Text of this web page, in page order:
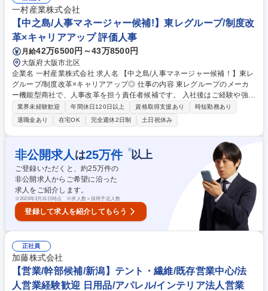
を積むことで、テントや繊維素材を発展させるような、顧客ニーズに基づ
いた新商材の企画・開発にも携わることが可能。【営業スタイル】お客様
先に車での訪問。直行直帰可能。 募集職種 【営業/福岡】テント・繊維/既
存営業中心/創業140年以上/業界未経験OK
一村産業株式会社
【中之島/人事マネージャー候補!】東レグループ/制度改
革×キャリアアップ 評価人事
月給42万6500円～43万8500円
大阪府大阪市北区
企業名 一村産業株式会社 求人名 【中之島/人事マネージャー候補！】東レ
グループ/制度改革×キャリアアップ◎ 仕事の内容 東レグループのメーカ
ー機能型商社で、人事改革を担う責任者候補です。 入社後はご経験や強み
に応じ、得意な人事業務から担当いただき、徐々に業務領域を広げ将来的
には管理職登用を期待しております。 ＜ご経験・強みに応じた担当業務の
決定と段階的な引継ぎ前提です＞ ・新卒・中途・派遣採用、要員計画、人
員配置に関する実務推進 ・人事評価・処遇制度の改定、人事システム導
入・運用に関する企画推進 ・研修制度・キャリア支援の企画運営、人事方
針の見直し提案 ・賞罰委員会事務局、労使交渉、東京支店の採用・配属後
フォロー対応 募集職種 【中之島/人事マネージャー候補！】東レグループ/
制度改革×キャリアアップ◎
業界未経験歓迎 年間休日120日以上 資格取得支援あり
時短勤務あり
退職金あり
在宅OK 完全週休2日制 土日祝休み
非公開求人 は25万件 ※以上
ご登録いただくと、約25万件の
非公開求人からご希望に沿った
求人をご紹介します。
※2026年3月31日時点 ※求人数＝採用予定人数
登録して求人を紹介してもらう
正社員
加藤株式会社
【営業/幹部候補/新潟】テント・繊維/既存営業中心/法
人営業経験歓迎 日用品/アパレル/インテリア法人営業